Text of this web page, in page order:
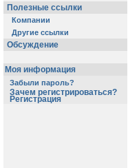
Полезные ссылки
Компании
Другие ссылки
Обсуждение
Моя информация
Забыли пароль?
Зачем регистрироваться?
Регистрация